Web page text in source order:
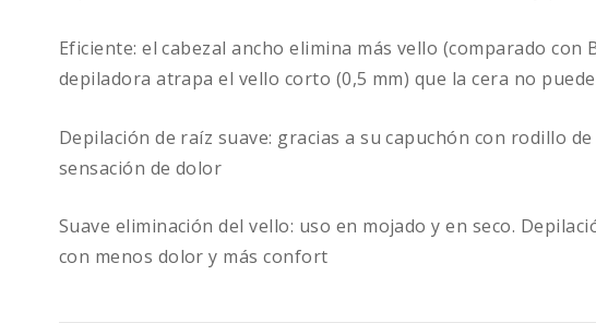
Eficiente: el cabezal ancho elimina más vello (comparado con
depiladora atrapa el vello corto (0,5 mm) que la cera no
Depilación de raíz suave: gracias a su capuchón con rodillo
sensación de dolor
Suave eliminación del vello: uso en mojado y en seco.
con menos dolor y más confort